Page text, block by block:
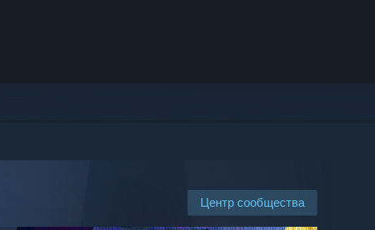
Центр сообщества